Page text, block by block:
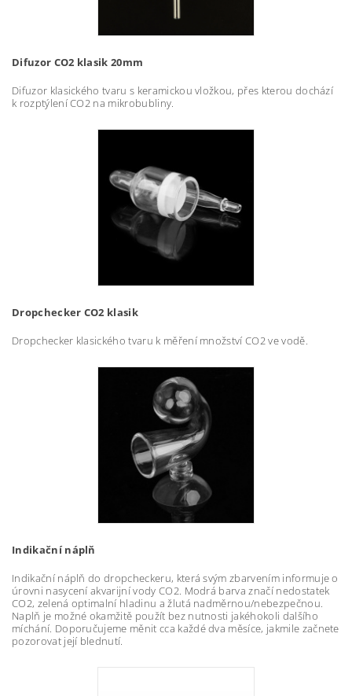
Difuzor CO2 klasik 20mm
Difuzor klasického tvaru s keramickou vložkou, přes kterou dochází
k rozptýlení CO2 na mikrobubliny.
Dropchecker CO2 klasik
Dropchecker klasického tvaru k měření množství CO2 ve vodě.
Indikační náplň
Indikační náplň do dropcheckeru, která svým zbarvením informuje o
úrovni nasycení akvarijní vody CO2. Modrá barva značí nedostatek
CO2, zelená optimalní hladinu a žlutá nadměrnou/nebezpečnou.
Naplň je možné okamžitě použít bez nutnosti jakéhokoli dalšího
míchání. Doporučujeme měnit cca každé dva měsíce, jakmile začnete
pozorovat její blednutí.